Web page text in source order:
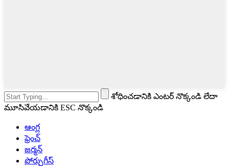
శోధించడానికి ఎంటర్ నొక్కండి లేదా
మూసివేయడానికి ESC నొక్కండి
ఆంగ్ల
ఫ్రెంచ్
జర్మన్
పోర్చుగీస్